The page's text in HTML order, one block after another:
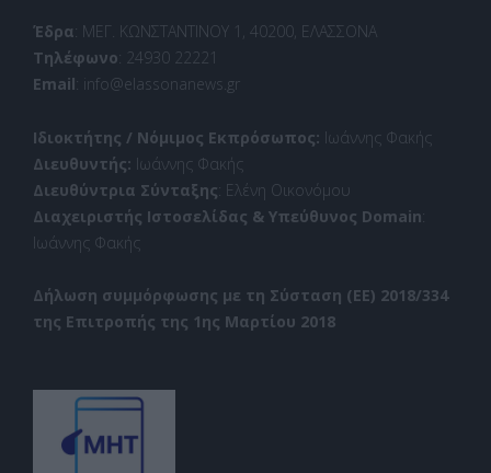
Έδρα: ΜΕΓ. ΚΩΝΣΤΑΝΤΙΝΟΥ 1, 40200, ΕΛΑΣΣΟΝΑ
Τηλέφωνο: 24930 22221
Email: info@elassonanews.gr
Ιδιοκτήτης / Νόμιμος Εκπρόσωπος: Ιωάννης Φακής
Διευθυντής: Ιωάννης Φακής
Διευθύντρια Σύνταξης: Ελένη Οικονόμου
Διαχειριστής Ιστοσελίδας & Υπεύθυνος Domain:
Ιωάννης Φακής
Δήλωση συμμόρφωσης με τη Σύσταση (ΕΕ) 2018/334
της Επιτροπής της 1ης Μαρτίου 2018